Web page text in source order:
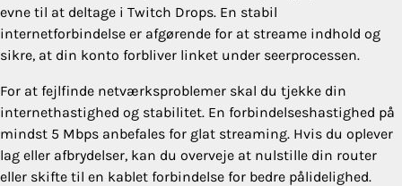
evne til at deltage i Twitch Drops. En stabil
internetforbindelse er afgørende for at streame indhold og
sikre, at din konto forbliver linket under seerprocessen.
For at fejlfinde netværksproblemer skal du tjekke din
internethastighed og stabilitet. En forbindelseshastighed på
mindst 5 Mbps anbefales for glat streaming. Hvis du oplever
lag eller afbrydelser, kan du overveje at nulstille din router
eller skifte til en kablet forbindelse for bedre pålidelighed.